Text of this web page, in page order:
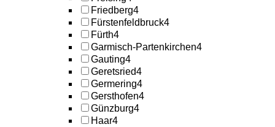
Friedberg4
Fürstenfeldbruck4
Fürth4
Garmisch-Partenkirchen4
Gauting4
Geretsried4
Germering4
Gersthofen4
Günzburg4
Haar4